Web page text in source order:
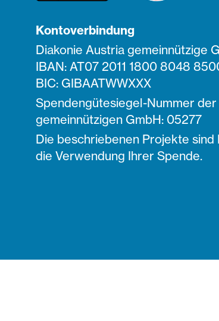
Kontoverbindung
Diakonie Austria gemeinnützige
IBAN: AT07 2011 1800 8048
BIC: GIBAATWWXXX
Spendengütesiegel-Nummer
gemeinnützigen GmbH: 05277
Die beschriebenen Projekte
die Verwendung Ihrer Spende.